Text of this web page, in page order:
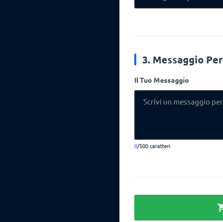
3. Messaggio
Il Tuo Messaggio
0/500 caratteri